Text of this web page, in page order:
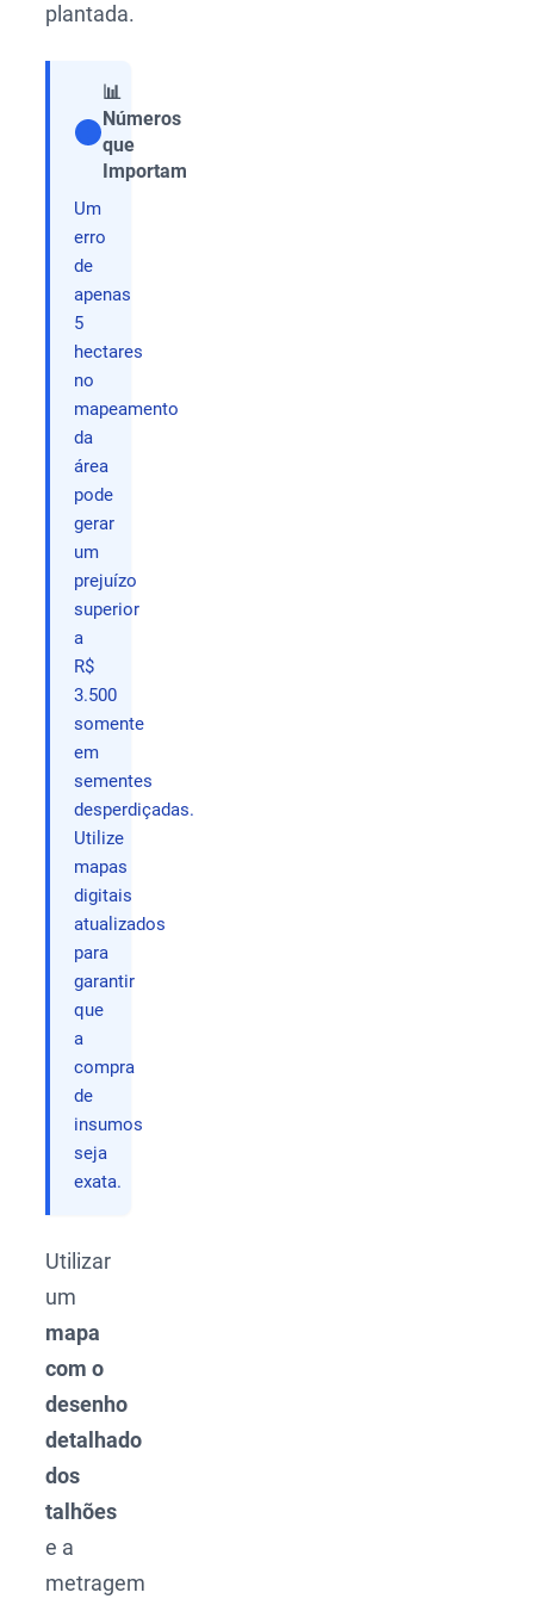
plantada.
📊
Números
que
Importam
Um
erro
de
apenas
5
hectares
no
mapeamento
da
área
pode
gerar
um
prejuízo
superior
a
R$
3.500
somente
em
sementes
desperdiçadas.
Utilize
mapas
digitais
atualizados
para
garantir
que
a
compra
de
insumos
seja
exata.
Utilizar
um
mapa
com o
desenho
detalhado
dos
talhões
e a
metragem